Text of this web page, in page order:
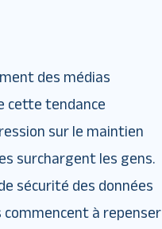
des médias
cette tendance
sur le maintien
surchargent les gens.
sécurité des données
à repenser